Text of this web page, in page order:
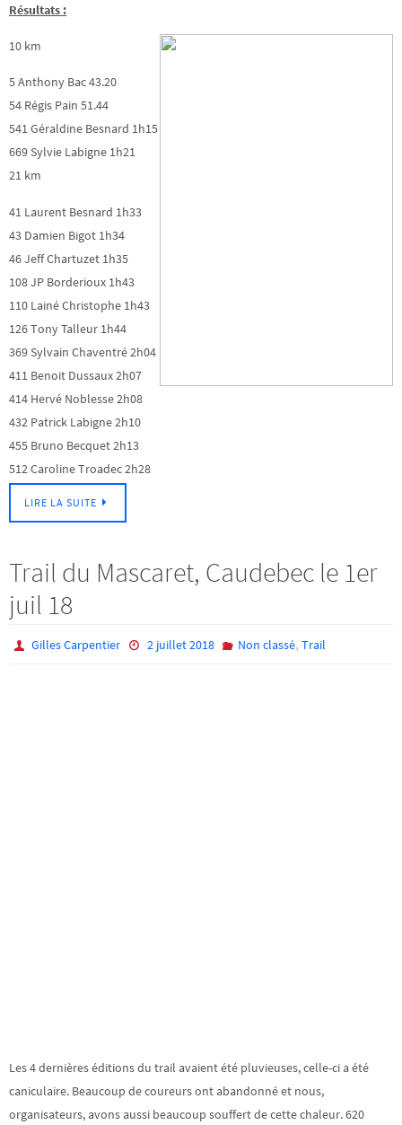
Résultats :
10 km
5 Anthony Bac 43.20
54 Régis Pain 51.44
541 Géraldine Besnard 1h15
669 Sylvie Labigne 1h21
21 km
41 Laurent Besnard 1h33
43 Damien Bigot 1h34
46 Jeff Chartuzet 1h35
108 JP Borderioux 1h43
110 Lainé Christophe 1h43
126 Tony Talleur 1h44
369 Sylvain Chaventré 2h04
411 Benoit Dussaux 2h07
414 Hervé Noblesse 2h08
432 Patrick Labigne 2h10
455 Bruno Becquet 2h13
512 Caroline Troadec 2h28
LIRE LA SUITE
Trail du Mascaret, Caudebec le 1er
juil 18
Gilles Carpentier 2 juillet 2018 Non classé, Trail
Les 4 dernières éditions du trail avaient été pluvieuses, celle-ci a été
caniculaire. Beaucoup de coureurs ont abandonné et nous,
organisateurs, avons aussi beaucoup souffert de cette chaleur. 620